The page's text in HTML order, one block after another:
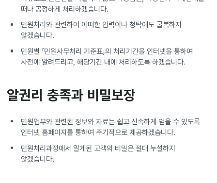
떠나 공정하게 처리하겠습니다.
민원처리와 관련하여 어떠한 압력이나 청탁에도 굴복하지
않겠습니다.
민원별 「민원사무처리 기준표」의 처리기간을 인터넷을 통하여
사전에 알려드리고, 해당기간 내에 처리하도록 하겠습니다.
알권리 충족과 비밀보장
민원업무와 관련된 정보와 자료는 쉽고 신속하게 얻을 수 있도록
인터넷 홈페이지를 통하여 주기적으로 제공하겠습니다.
민원처리과정에서 알게된 고객의 비밀은 절대 누설하지
않겠습니다.